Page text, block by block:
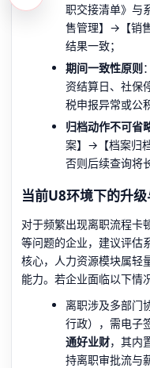
职交接清单》与
售管理】→【销
结果一致；
期间一致性原则
资结算日、社保
税申报异常或公
归档动作不可省
案】→【档案归档
否则后续查询将
当前U8环境下的升
对于频繁出现离职流程卡
等问题的企业，建议评估
核心，人力资源模块属轻
能力。若企业面临以下情
离职涉及多部门
行政），需电子
通好业财，其内
持离职审批流与